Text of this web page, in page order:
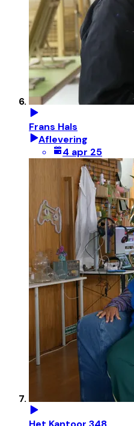
Frans Hals
Aflevering
4 apr 25